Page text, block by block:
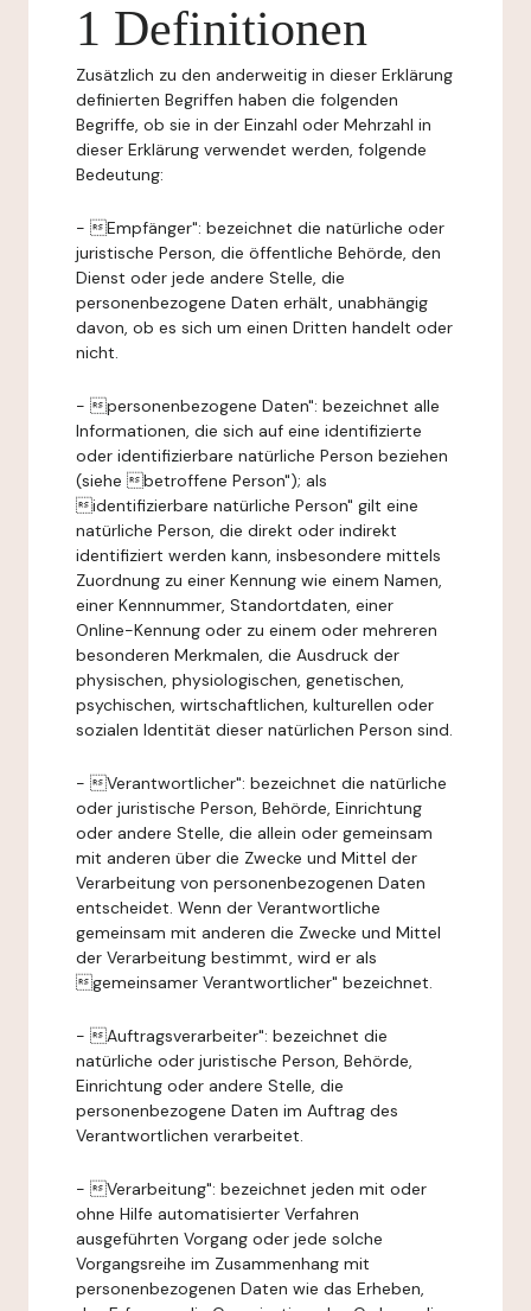
1 Definitionen
Zusätzlich zu den anderweitig in dieser Erklärung
definierten Begriffen haben die folgenden
Begriffe, ob sie in der Einzahl oder Mehrzahl in
dieser Erklärung verwendet werden, folgende
Bedeutung:
- Empfänger": bezeichnet die natürliche oder
juristische Person, die öffentliche Behörde, den
Dienst oder jede andere Stelle, die
personenbezogene Daten erhält, unabhängig
davon, ob es sich um einen Dritten handelt oder
nicht.
- personenbezogene Daten": bezeichnet alle
Informationen, die sich auf eine identifizierte
oder identifizierbare natürliche Person beziehen
(siehe betroffene Person"); als
identifizierbare natürliche Person" gilt eine
natürliche Person, die direkt oder indirekt
identifiziert werden kann, insbesondere mittels
Zuordnung zu einer Kennung wie einem Namen,
einer Kennnummer, Standortdaten, einer
Online-Kennung oder zu einem oder mehreren
besonderen Merkmalen, die Ausdruck der
physischen, physiologischen, genetischen,
psychischen, wirtschaftlichen, kulturellen oder
sozialen Identität dieser natürlichen Person sind.
- Verantwortlicher": bezeichnet die natürliche
oder juristische Person, Behörde, Einrichtung
oder andere Stelle, die allein oder gemeinsam
mit anderen über die Zwecke und Mittel der
Verarbeitung von personenbezogenen Daten
entscheidet. Wenn der Verantwortliche
gemeinsam mit anderen die Zwecke und Mittel
der Verarbeitung bestimmt, wird er als
gemeinsamer Verantwortlicher" bezeichnet.
- Auftragsverarbeiter": bezeichnet die
natürliche oder juristische Person, Behörde,
Einrichtung oder andere Stelle, die
personenbezogene Daten im Auftrag des
Verantwortlichen verarbeitet.
- Verarbeitung": bezeichnet jeden mit oder
ohne Hilfe automatisierter Verfahren
ausgeführten Vorgang oder jede solche
Vorgangsreihe im Zusammenhang mit
personenbezogenen Daten wie das Erheben,